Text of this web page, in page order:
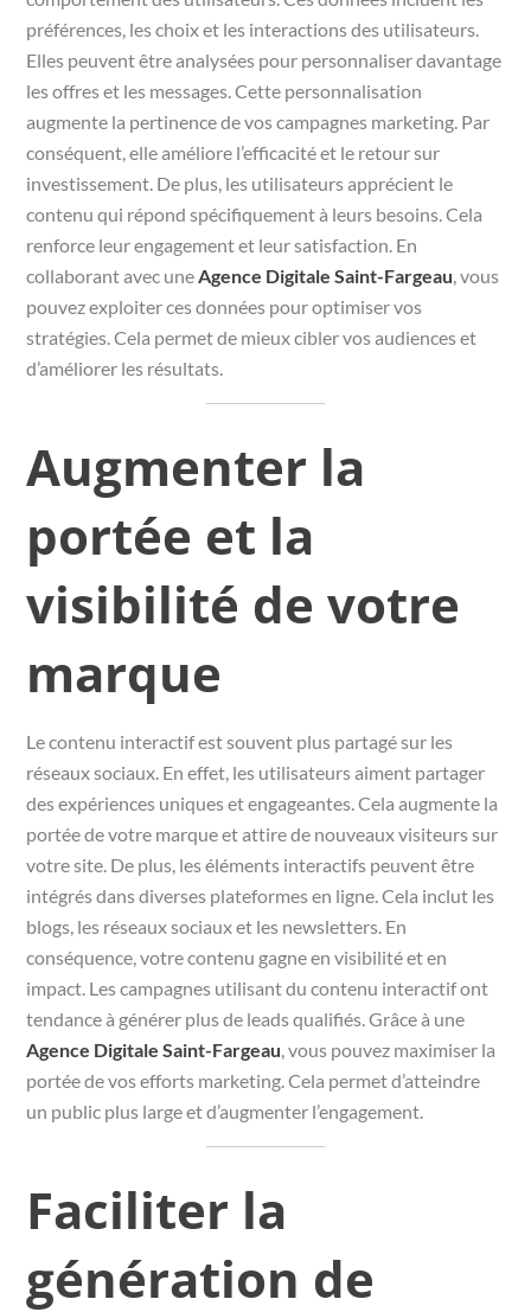
préférences, les choix et les interactions des utilisateurs.
Elles peuvent être analysées pour personnaliser davantage
les offres et les messages. Cette personnalisation
augmente la pertinence de vos campagnes marketing. Par
conséquent, elle améliore l’efficacité et le retour sur
investissement. De plus, les utilisateurs apprécient le
contenu qui répond spécifiquement à leurs besoins. Cela
renforce leur engagement et leur satisfaction. En
collaborant avec uneAgence Digitale Saint-Fargeau, vous
pouvez exploiter ces données pour optimiser vos
stratégies. Cela permet de mieux cibler vos audiences et
d’améliorer les résultats.
Augmenter la
portée et la
visibilité de votre
marque
Le contenu interactif est souvent plus partagé sur les
réseaux sociaux. En effet, les utilisateurs aiment partager
des expériences uniques et engageantes. Cela augmente la
portée de votre marque et attire de nouveaux visiteurs sur
votre site. De plus, les éléments interactifs peuvent être
intégrés dans diverses plateformes en ligne. Cela inclut les
blogs, les réseaux sociaux et les newsletters. En
conséquence, votre contenu gagne en visibilité et en
impact. Les campagnes utilisant du contenu interactif ont
tendance à générer plus de leads qualifiés. Grâce à une
Agence Digitale Saint-Fargeau, vous pouvez maximiser la
portée de vos efforts marketing. Cela permet d’atteindre
un public plus large et d’augmenter l’engagement.
Faciliter la
génération de